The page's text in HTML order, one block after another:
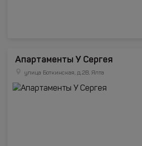
Апартаменты У Сергея
улица Боткинская, д.2В, Ялта